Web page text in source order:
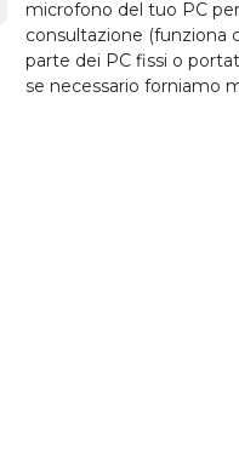
microfono del tuo PC
consultazione (funziona
parte dei PC fissi o
se necessario forniamo